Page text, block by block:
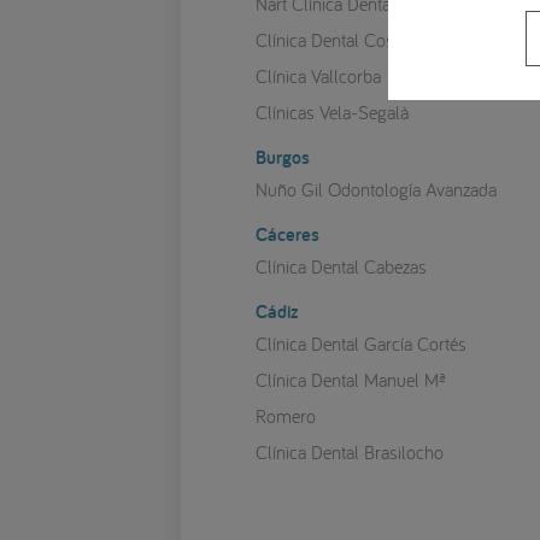
Clínica Dental Costa Codina
Clínica Vallcorba
Clínicas Vela-Segalà
Burgos
Nuño Gil Odontología Avanzada
Cáceres
Clínica Dental Cabezas
Cádiz
Clínica Dental García Cortés
Clínica Dental Manuel Mª
Romero
Clínica Dental Brasilocho